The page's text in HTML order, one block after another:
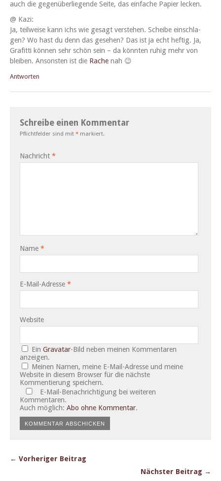
auch die gegenüber­liegende Seite, das ein­fache Papi­er lecken.
@ Kazi:
Ja, teil­weise kann ichs wie gesagt ver­ste­hen. Scheibe ein­schla­
gen? Wo hast du denn das gese­hen? Das ist ja echt heftig. Ja,
Grafit­ti kön­nen sehr schön sein – da kön­nten ruhig mehr von
bleiben. Anson­sten ist die Rache nah 😉
Antworten
Schreibe einen Kommentar
Pflichtfelder sind mit * markiert.
Nachricht *
Name *
E-Mail-Adresse *
Website
EinGravatar-Bild neben meinen Kommentaren
anzeigen.
Meinen Namen, meine E-Mail-Adresse und meine
Website in diesem Browser für die nächste
Kommentierung speichern.
E-Mail-Benachrichtigung bei weiteren
Kommentaren.
Auch möglich: Abo ohne Kommentar.
← Vorheriger Beitrag
Nächster Beitrag →